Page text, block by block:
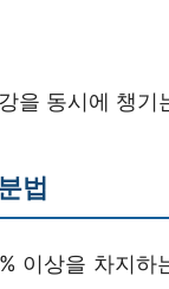
을 동시에 챙기
법
이상을 차지하